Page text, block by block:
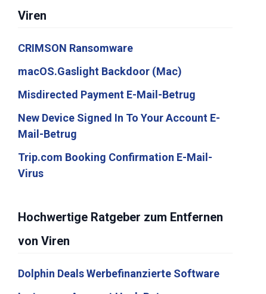
Viren
CRIMSON Ransomware
macOS.Gaslight Backdoor (Mac)
Misdirected Payment E-Mail-Betrug
New Device Signed In To Your Account E-
Mail-Betrug
Trip.com Booking Confirmation E-Mail-
Virus
Hochwertige Ratgeber zum Entfernen
von Viren
Dolphin Deals Werbefinanzierte Software